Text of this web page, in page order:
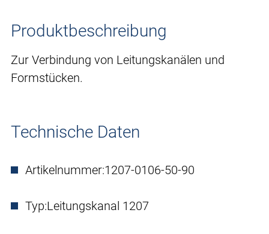
Produktbeschreibung
Zur Verbindung von Leitungskanälen und
Formstücken.
Technische Daten
Artikelnummer:1207-0106-50-90
Typ:Leitungskanal 1207